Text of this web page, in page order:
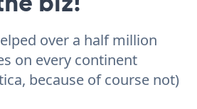
over a half million
on every continent
because of course not)